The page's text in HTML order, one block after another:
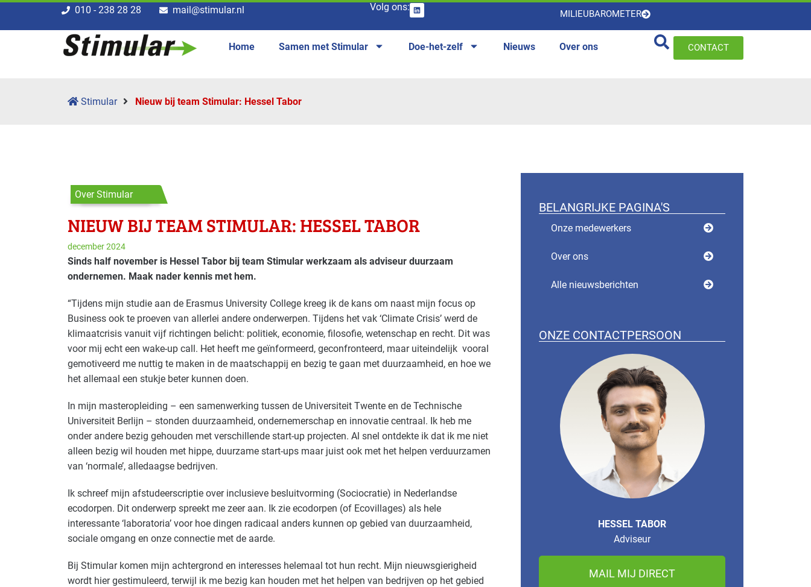
010 - 238 28 28 mail@stimular.nl Volg ons:
MILIEUBAROMETER
Home Samen met Stimular Doe-het-zelf Nieuws Over ons CONTACT
Stimular Nieuw bij team Stimular: Hessel Tabor
Over Stimular
NIEUW BIJ TEAM STIMULAR: HESSEL TABOR
december 2024
Sinds half november is Hessel Tabor bij team Stimular werkzaam als adviseur duurzaam
ondernemen. Maak nader kennis met hem.
“Tijdens mijn studie aan de Erasmus University College kreeg ik de kans om naast mijn focus op
Business ook te proeven van allerlei andere onderwerpen. Tijdens het vak ‘Climate Crisis’ werd de
klimaatcrisis vanuit vijf richtingen belicht: politiek, economie, filosofie, wetenschap en recht. Dit was
voor mij echt een wake-up call. Het heeft me geïnformeerd, geconfronteerd, maar uiteindelijk vooral
gemotiveerd me nuttig te maken in de maatschappij en bezig te gaan met duurzaamheid, en hoe we
het allemaal een stukje beter kunnen doen.
In mijn masteropleiding – een samenwerking tussen de Universiteit Twente en de Technische
Universiteit Berlijn – stonden duurzaamheid, ondernemerschap en innovatie centraal. Ik heb me
onder andere bezig gehouden met verschillende start-up projecten. Al snel ontdekte ik dat ik me niet
alleen bezig wil houden met hippe, duurzame start-ups maar juist ook met het helpen verduurzamen
van ‘normale’, alledaagse bedrijven.
Ik schreef mijn afstudeerscriptie over inclusieve besluitvorming (Sociocratie) in Nederlandse
ecodorpen. Dit onderwerp spreekt me zeer aan. Ik zie ecodorpen (of Ecovillages) als hele
interessante ‘laboratoria’ voor hoe dingen radicaal anders kunnen op gebied van duurzaamheid,
sociale omgang en onze connectie met de aarde.
Bij Stimular komen mijn achtergrond en interesses helemaal tot hun recht. Mijn nieuwsgierigheid
wordt hier gestimuleerd, terwijl ik me bezig kan houden met het helpen van bedrijven op het gebied
BELANGRIJKE PAGINA'S
Onze medewerkers
Over ons
Alle nieuwsberichten
ONZE CONTACTPERSOON
HESSEL TABOR
Adviseur
MAIL MIJ DIRECT